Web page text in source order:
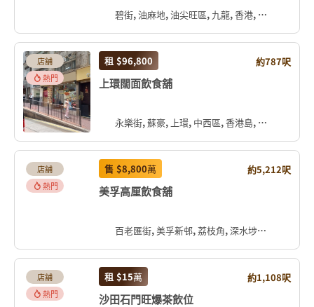
碧街, 油麻地, 油尖旺區, 九龍, 香港, 中国
店舖
熱門
租 $96,800 約787呎
上環闊面飲食舖
永樂街, 蘇豪, 上環, 中西區, 香港島, 香港, 中国
店舖
熱門
售 $8,800萬 約5,212呎
美孚高厘飲食舖
百老匯街, 美孚新邨, 荔枝角, 深水埗區, 九龍, 香港, 中国
店舖
熱門
租 $15萬 約1,108呎
沙田石門旺爆茶飲位